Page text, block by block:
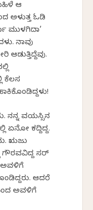
ಆ
ಅಳುತ್ತ ಓಡಿ
ಮುಳಗಿದಾ’
ನಾವು
ಕೆಲಸ
ನನ್ನ ವಯಸ್ಸಿನ
ಕದ್ದಿದ್ದ.
ಋಜು
ಗೌರವವಿದ್ದ ಸರ್
ಆದರೆ
ಅವಳಿಗೆ